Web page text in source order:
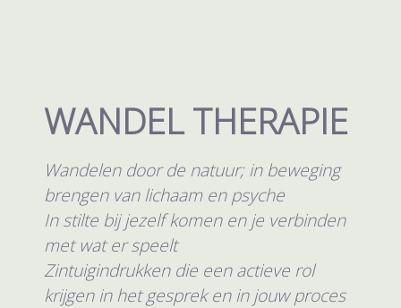
WANDEL THERAPIE
Wandelen door de natuur; in beweging
brengen van lichaam en psyche
In stilte bij jezelf komen en je verbinden
met wat er speelt
Zintuigindrukken die een actieve rol
krijgen in het gesprek en in jouw proces